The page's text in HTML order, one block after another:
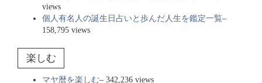
views
個人有名人の誕生日占いと歩んだ人生を鑑定一覧–
158,795 views
楽しむ
マヤ暦を楽しむ– 342,236 views